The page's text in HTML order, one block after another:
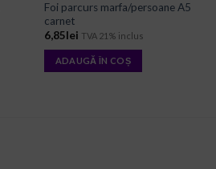
Foi parcurs marfa/persoane A5
carnet
6,85lei TVA 21% inclus
ADAUGĂ ÎN COȘ